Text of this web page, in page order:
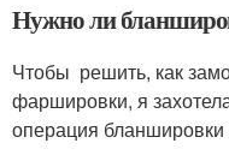
Нужно ли
Чтобы решить, как
фаршировки, я
операция бланшировки